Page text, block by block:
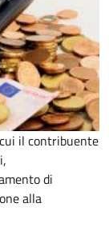
il contribuente
di
alla